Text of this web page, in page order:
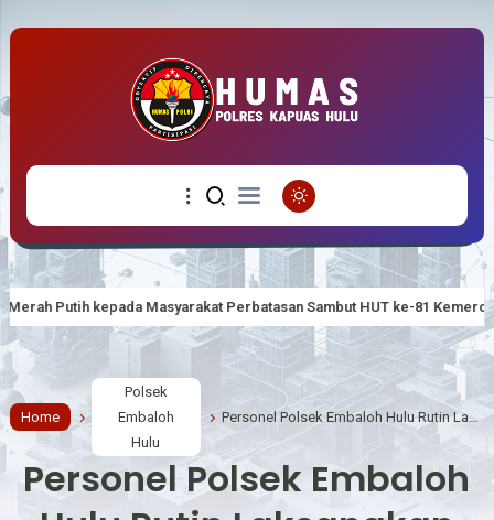
Perbatasan Sambut HUT ke-81 Kemerdekaan RI Polsek Silat
Home
Polsek
Embaloh
Hulu
Personel Polsek Embaloh Hulu Rutin Laksanakan Patroli Dialogis
Personel Polsek Embaloh